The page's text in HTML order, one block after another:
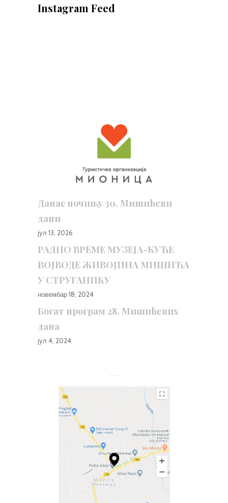
Instagram Feed
Данас почињу 30. Мишићеви
дани
јул 13, 2026
РАДНО ВРЕМЕ МУЗЕЈА-КУЋЕ
ВОЈВОДЕ ЖИВОЈИНА МИШИЋА
У СТРУГАНИКУ
новембар 18, 2024
Богат програм 28. Мишићевих
дана
јул 4, 2024